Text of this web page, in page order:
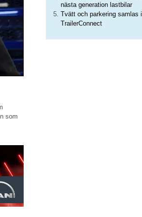
som
nästa generation lastbilar
Tvätt och parkering samlas i
TrailerConnect